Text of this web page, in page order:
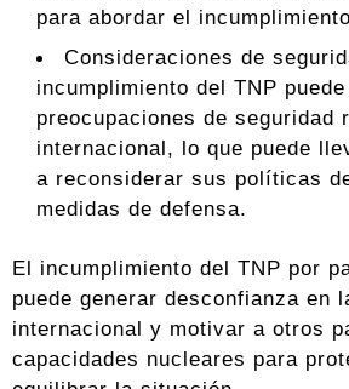
para abordar el
Consideraciones de
incumplimiento del TNP
preocupaciones de seguridad
internacional, lo que puede
a reconsiderar sus políticas
medidas de defensa.
El incumplimiento del TNP por
puede generar desconfianza en
internacional y motivar a otros
capacidades nucleares para